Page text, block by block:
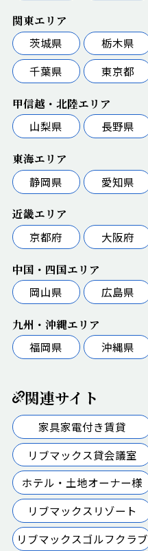
関東エリア
茨城県
栃木県
千葉県
東京都
甲信越・北陸エリア
山梨県
長野県
東海エリア
静岡県
愛知県
近畿エリア
京都府
大阪府
中国・四国エリア
岡山県
広島県
九州・沖縄エリア
福岡県
沖縄県
関連サイト
家具家電付き賃貸
リブマックス貸会議室
ホテル・土地オーナー様
リブマックスリゾート
リブマックスゴルフクラブ